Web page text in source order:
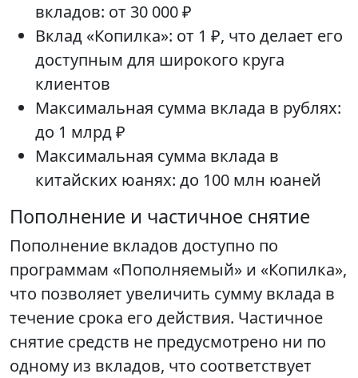
вкладов: от 30 000 ₽
Вклад «Копилка»: от 1 ₽, что делает его
доступным для широкого круга
клиентов
Максимальная сумма вклада в рублях:
до 1 млрд ₽
Максимальная сумма вклада в
китайских юанях: до 100 млн юаней
Пополнение и частичное снятие
Пополнение вкладов доступно по
программам «Пополняемый» и «Копилка»,
что позволяет увеличить сумму вклада в
течение срока его действия. Частичное
снятие средств не предусмотрено ни по
одному из вкладов, что соответствует